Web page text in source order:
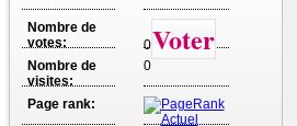
Nombre de
votes:
0Voter
Nombre de
visites:
0
Page rank: